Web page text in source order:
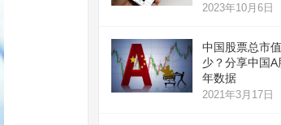
2023年10月6日
中国股票总市
少？分享中国
年数据
2021年3月17日